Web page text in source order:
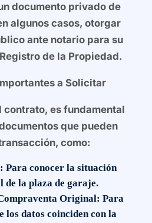
documento privado de
algunos casos, otorgar
ante notario para su
de la Propiedad.
a Solicitar
contrato, es fundamental
que pueden
como:
: Para conocer la situación
de la plaza de garaje.
Original: Para
los datos coinciden con la